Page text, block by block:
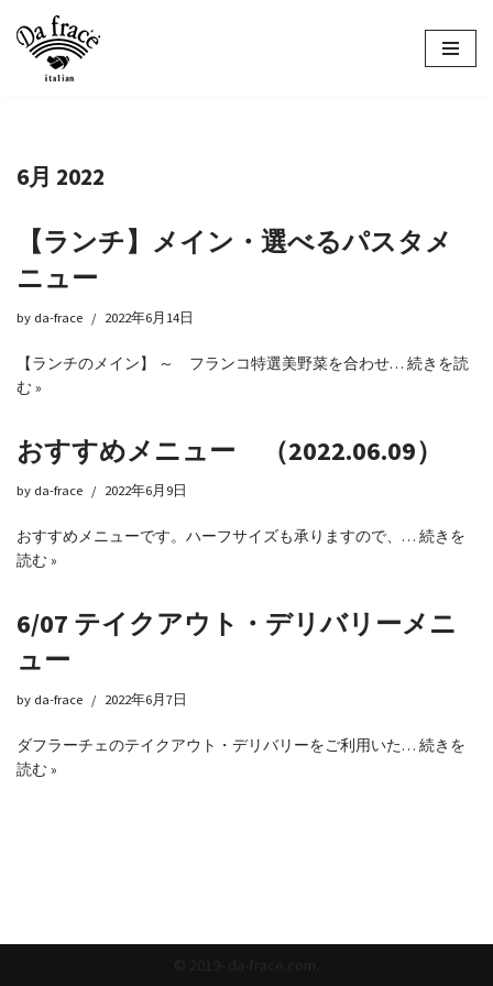
コ
へ
プ
6月 2022
【ランチ】メイン・選べるパスタメ
ニュー
by da-frace 2022年6月14日
【ランチのメイン】 ～ フランコ特選美野菜を合わせ… 続きを読
む »
おすすめメニュー （2022.06.09）
by da-frace 2022年6月9日
おすすめメニューです。ハーフサイズも承りますので、… 続きを
読む »
6/07 テイクアウト・デリバリーメニ
ュー
by da-frace 2022年6月7日
ダフラーチェのテイクアウト・デリバリーをご利用いた… 続きを
読む »